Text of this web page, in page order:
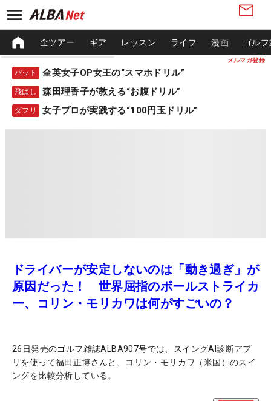
メルマガ登録
全ツアー ギア レッスン ライフ 漫画 ゴル
パット 全英女子OP女王の“スマホドリル”
飛ばし 森田理香子が教える“お腹ドリル”
ダフリ 女子プロが実践する“100円玉ドリル”
ドライバーが安定しないのは「動き過ぎ」が
原因だった！ 世界屈指のボールストライカ
ー、コリン・モリカワは何がすごいの？
26日発売のゴルフ雑誌ALBA907号では、スイングAI診断アプ
リを使って福田正博さんと、コリン・モリカワ（米国）のスイ
ングを比較分析している。